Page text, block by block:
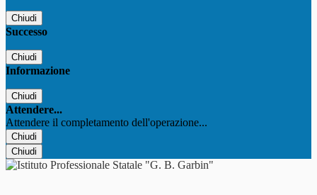
Chiudi
Successo
Chiudi
Informazione
Chiudi
Attendere...
Attendere il completamento dell'operazione...
Chiudi
Chiudi